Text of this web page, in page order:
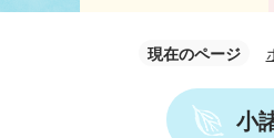
現在のページ
小